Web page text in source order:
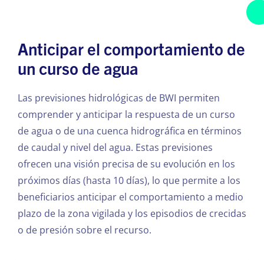
Anticipar el comportamiento de
un curso de agua
Las previsiones hidrológicas de BWI permiten
comprender y anticipar la respuesta de un curso
de agua o de una cuenca hidrográfica en términos
de caudal y nivel del agua. Estas previsiones
ofrecen una visión precisa de su evolución en los
próximos días (hasta 10 días), lo que permite a los
beneficiarios anticipar el comportamiento a medio
plazo de la zona vigilada y los episodios de crecidas
o de presión sobre el recurso.